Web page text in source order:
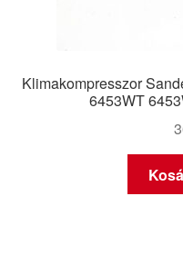
Klimakompresszor
6453WT